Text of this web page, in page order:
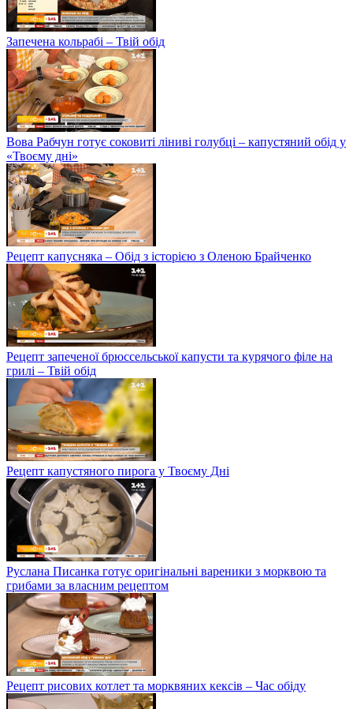
Запечена кольрабі – Твій обід
Вова Рабчун готує соковиті ліниві голубці – капустяний обід у
«Твоєму дні»
Рецепт капусняка – Обід з історією з Оленою Брайченко
Рецепт запеченої брюссельської капусти та курячого філе на
грилі – Твій обід
Рецепт капустяного пирога у Твоєму Дні
Руслана Писанка готує оригінальні вареники з морквою та
грибами за власним рецептом
Рецепт рисових котлет та морквяних кексів – Час обіду